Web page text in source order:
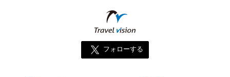
フォローする